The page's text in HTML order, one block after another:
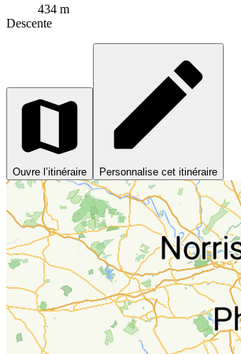
434 m
Descente
Ouvre l’itinéraire Personnalise cet itinéraire